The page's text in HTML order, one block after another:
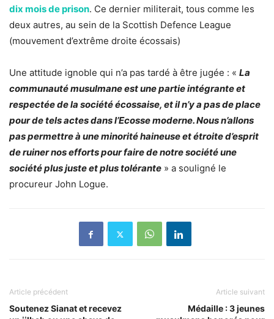
dix mois de prison. Ce dernier militerait, tous comme les
deux autres, au sein de la Scottish Defence League
(mouvement d’extrême droite écossais)
Une attitude ignoble qui n’a pas tardé à être jugée : « La
communauté musulmane est une partie intégrante et
respectée de la société écossaise, et il n’y a pas de place
pour de tels actes dans l’Ecosse moderne. Nous n’allons
pas permettre à une minorité haineuse et étroite d’esprit
de ruiner nos efforts pour faire de notre société une
société plus juste et plus tolérante » a souligné le
procureur John Logue.
Article précédent
Soutenez Sianat et recevez
Article suivant
Médaille : 3 jeunes